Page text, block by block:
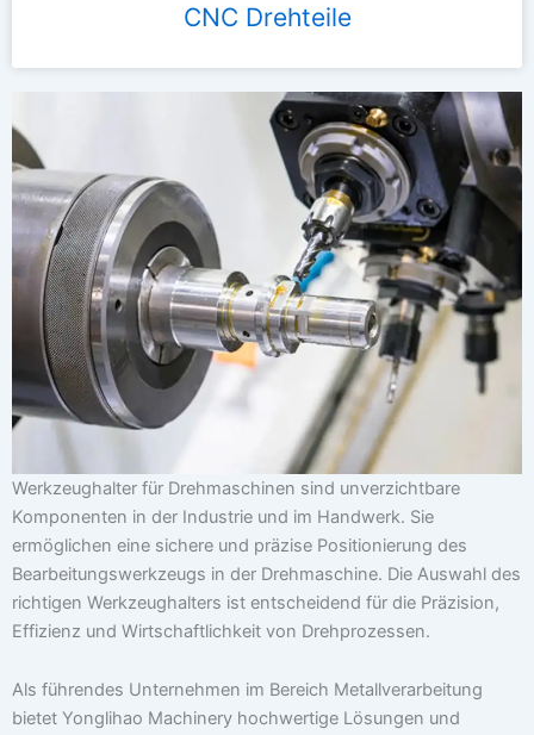
CNC Drehteile
Werkzeughalter für Drehmaschinen sind unverzichtbare
Komponenten in der Industrie und im Handwerk. Sie
ermöglichen eine sichere und präzise Positionierung des
Bearbeitungswerkzeugs in der Drehmaschine. Die Auswahl des
richtigen Werkzeughalters ist entscheidend für die Präzision,
Effizienz und Wirtschaftlichkeit von Drehprozessen.
Als führendes Unternehmen im Bereich Metallverarbeitung
bietet Yonglihao Machinery hochwertige Lösungen und